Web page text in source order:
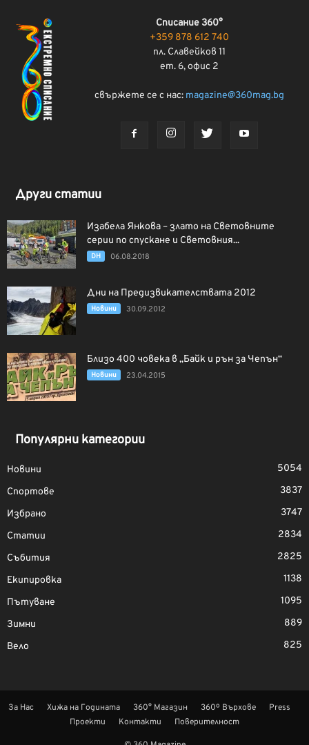
Списание 360°
+359 878 612 740
пл. Славейков 11
ет. 6, офис 2
свържете се с нас: magazine@360mag.bg
Други статии
Изабела Янкова – злато на Световните
серии по спускане и Световния...
DH 06.08.2018
Дни на Предизвикателствата 2012
Новини 30.09.2012
Близо 400 човека в „Байк и рън за Чепън“
Новини 23.04.2015
Популярни категории
Новини
5054
Спортове
3837
Избрано
3747
Статии
2834
Събития
2825
Екипировка
1138
Пътуване
1095
Зимни
889
Вело
825
За Нас Хижа на Годината 360° Магазин 360º Върхове
Press
Проекти
Контакти Поверителност